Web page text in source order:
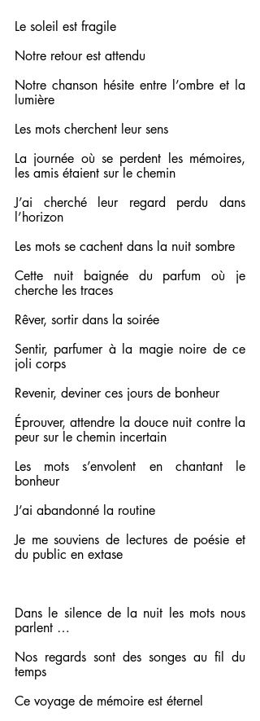
Le soleil est fragile
Notre retour est attendu
Notre chanson hésite entre l’ombre et la
lumière
Les mots cherchent leur sens
La journée où se perdent les mémoires,
les amis étaient sur le chemin
J’ai cherché leur regard perdu dans
l’horizon
Les mots se cachent dans la nuit sombre
Cette nuit baignée du parfum où je
cherche les traces
Rêver, sortir dans la soirée
Sentir, parfumer à la magie noire de ce
joli corps
Revenir, deviner ces jours de bonheur
Éprouver, attendre la douce nuit contre la
peur sur le chemin incertain
Les mots s’envolent en chantant le
bonheur
J’ai abandonné la routine
Je me souviens de lectures de poésie et
du public en extase
Dans le silence de la nuit les mots nous
parlent …
Nos regards sont des songes au fil du
temps
Ce voyage de mémoire est éternel